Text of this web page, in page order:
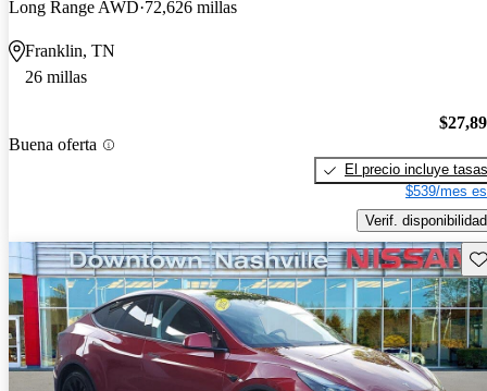
Long Range AWD 72,626 millas
Franklin, TN
26 millas
Buena oferta
El precio incluye tasas
$539/mes
Verif. disponibilidad